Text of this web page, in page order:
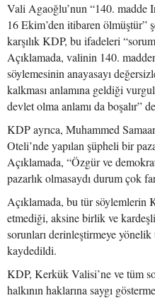
Vali Agaoğlu’nun “140. madde
16 Ekim’den itibaren ölmüştür”
karşılık KDP, bu ifadeleri
Açıklamada, valinin 140.
söylemesinin anayasayı
kalkması anlamına geldiği
devlet olma anlamı da boşalır”
KDP ayrıca, Muhammed
Oteli’nde yapılan şüpheli bir
Açıklamada, “Özgür ve
pazarlık olmasaydı durum çok
Açıklamada, bu tür söylemlerin
etmediği, aksine birlik ve
sorunları derinleştirmeye
kaydedildi.
KDP, Kerkük Valisi’ne ve tüm
halkının haklarına saygı